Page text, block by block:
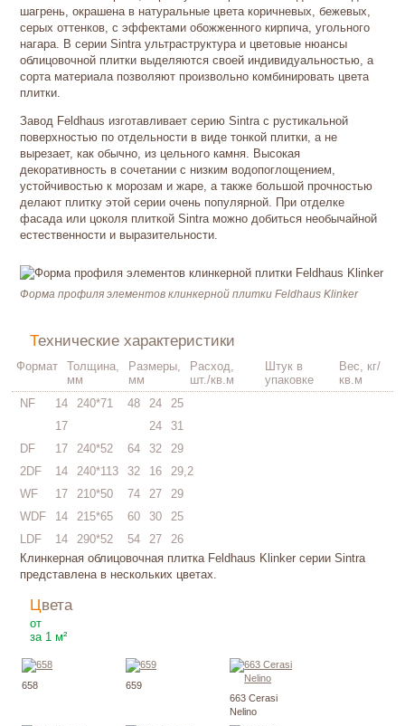
шагрень, окрашена в натуральные цвета коричневых, бежевых,
серых оттенков, с эффектами обожженного кирпича, угольного
нагара. В серии Sintra ультраструктура и цветовые нюансы
облицовочной плитки выделяются своей индивидуальностью, а
сорта материала позволяют произвольно комбинировать цвета
плитки.
Завод Feldhaus изготавливает серию Sintra с рустикальной
поверхностью по отдельности в виде тонкой плитки, а не
вырезает, как обычно, из цельного камня. Высокая
декоративность в сочетании с низким водопоглощением,
устойчивостью к морозам и жаре, а также большой прочностью
делают плитку этой серии очень популярной. При отделке
фасада или цоколя плиткой Sintra можно добиться необычайной
естественности и выразительности.
Форма профиля элементов клинкерной плитки Feldhaus Klinker
Технические характеристики
Формат
Толщина,
мм
Размеры,
мм
Расход,
шт./кв.м
Штук в
упаковке
Вес, кг/
кв.м
NF
14 240*71 48 24
25
17
24
31
DF
17 240*52 64 32
29
2DF
14 240*113 32 16
29,2
WF
17 210*50 74 27
29
WDF
14 215*65 60 30
25
LDF
14 290*52 54 27
26
Клинкерная облицовочная плитка Feldhaus Klinker серии Sintra
представлена в нескольких цветах.
Цвета
от
за 1 м²
658
659
663 Cerasi
Nelino